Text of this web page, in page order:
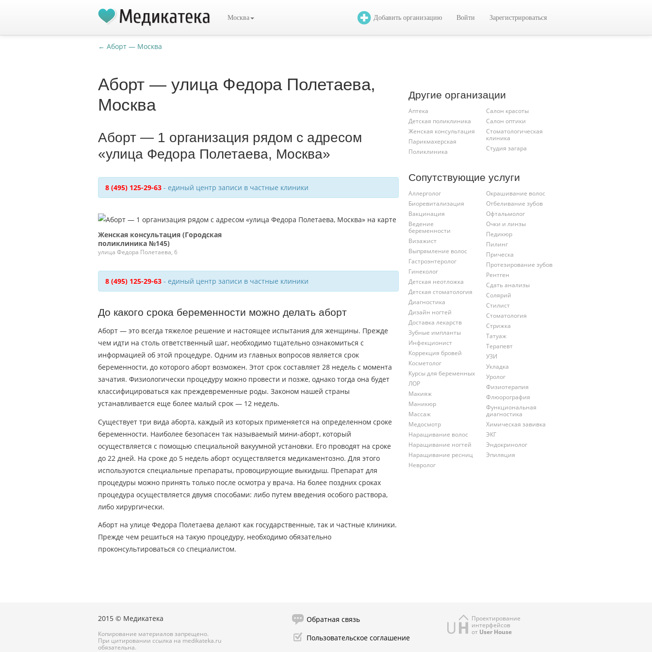
Москва Добавить организацию Войти Зарегистрироваться
← Аборт — Москва
Аборт — улица Федора Полетаева,
Москва
Аборт — 1 организация рядом с адресом
«улица Федора Полетаева, Москва»
8 (495) 125-29-63 - единый центр записи в частные клиники
Женская консультация (Городская
поликлиника №145)
улица Федора Полетаева, 6
8 (495) 125-29-63 - единый центр записи в частные клиники
До какого срока беременности можно делать аборт
Аборт — это всегда тяжелое решение и настоящее испытания для женщины. Прежде
чем идти на столь ответственный шаг, необходимо тщательно ознакомиться с
информацией об этой процедуре. Одним из главных вопросов является срок
беременности, до которого аборт возможен. Этот срок составляет 28 недель с момента
зачатия. Физиологически процедуру можно провести и позже, однако тогда она будет
классифицироваться как преждевременные роды. Законом нашей страны
устанавливается еще более малый срок — 12 недель.
Существует три вида аборта, каждый из которых применяется на определенном сроке
беременности. Наиболее безопасен так называемый мини-аборт, который
осуществляется с помощью специальной вакуумной установки. Его проводят на сроке
до 22 дней. На сроке до 5 недель аборт осуществляется медикаментозно. Для этого
используются специальные препараты, провоцирующие выкидыш. Препарат для
процедуры можно принять только после осмотра у врача. На более поздних сроках
процедура осуществляется двумя способами: либо путем введения особого раствора,
либо хирургически.
Аборт на улице Федора Полетаева делают как государственные, так и частные клиники.
Прежде чем решиться на такую процедуру, необходимо обязательно
проконсультироваться со специалистом.
Другие организации
Аптека
Детская поликлиника
Женская консультация
Парикмахерская
Поликлиника
Салон красоты
Салон оптики
Стоматологическая
клиника
Студия загара
Сопутствующие услуги
Аллерголог
Биоревитализация
Вакцинация
Ведение
беременности
Визажист
Выпрямление волос
Гастроэнтеролог
Гинеколог
Детская неотложка
Детская стоматология
Диагностика
Дизайн ногтей
Доставка лекарств
Зубные импланты
Инфекционист
Коррекция бровей
Косметолог
Курсы для беременных
ЛОР
Макияж
Маникюр
Массаж
Медосмотр
Наращивание волос
Наращивание ногтей
Наращивание ресниц
Невролог
Окрашивание волос
Отбеливание зубов
Офтальмолог
Очки и линзы
Педикюр
Пилинг
Прическа
Протезирование зубов
Рентген
Сдать анализы
Солярий
Стилист
Стоматология
Стрижка
Татуаж
Терапевт
УЗИ
Укладка
Уролог
Физиотерапия
Флюорография
Функциональная
диагностика
Химическая завивка
ЭКГ
Эндокринолог
Эпиляция
2015 © Медикатека
Копирование материалов запрещено.
При цитировании ссылка на medikateka.ru
обязательна.
Обратная связь
Пользовательское соглашение
Проектирование
интерфейсов
от User House